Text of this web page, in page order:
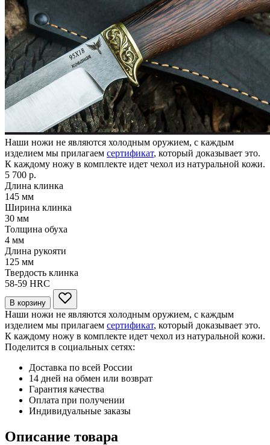
Наши ножи не являются холодным оружием, с каждым
изделием мы прилагаем сертификат, который доказывает это.
К каждому ножу в комплекте идет чехол из натуральной кожи.
5 700 р.
Длина клинка
145 мм
Ширина клинка
30 мм
Толщина обуха
4 мм
Длина рукояти
125 мм
Твердость клинка
58-59 HRC
В корзину
Наши ножи не являются холодным оружием, с каждым
изделием мы прилагаем сертификат, который доказывает это.
К каждому ножу в комплекте идет чехол из натуральной кожи.
Поделится в социальных сетях:
Доставка по всей России
14 дней на обмен или возврат
Гарантия качества
Оплата при получении
Индивидуальные заказы
Описание товара